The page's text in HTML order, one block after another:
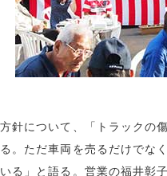
針について、「トラックの
。ただ車両を売るだけでな
る」と語る。営業の福井彰